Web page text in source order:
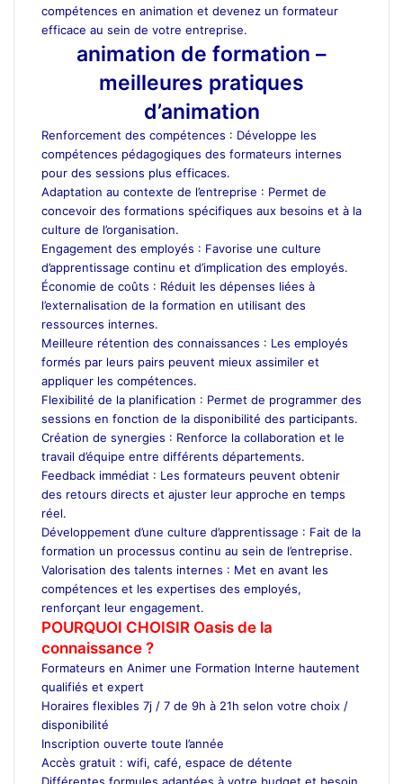
compétences en animation et devenez un formateur
efficace au sein de votre entreprise.
animation de formation –
meilleures pratiques
d’animation
Renforcement des compétences : Développe les
compétences pédagogiques des formateurs internes
pour des sessions plus efficaces.
Adaptation au contexte de l’entreprise : Permet de
concevoir des formations spécifiques aux besoins et à la
culture de l’organisation.
Engagement des employés : Favorise une culture
d’apprentissage continu et d’implication des employés.
Économie de coûts : Réduit les dépenses liées à
l’externalisation de la formation en utilisant des
ressources internes.
Meilleure rétention des connaissances : Les employés
formés par leurs pairs peuvent mieux assimiler et
appliquer les compétences.
Flexibilité de la planification : Permet de programmer des
sessions en fonction de la disponibilité des participants.
Création de synergies : Renforce la collaboration et le
travail d’équipe entre différents départements.
Feedback immédiat : Les formateurs peuvent obtenir
des retours directs et ajuster leur approche en temps
réel.
Développement d’une culture d’apprentissage : Fait de la
formation un processus continu au sein de l’entreprise.
Valorisation des talents internes : Met en avant les
compétences et les expertises des employés,
renforçant leur engagement.
POURQUOI CHOISIR Oasis de la
connaissance ?
Formateurs en Animer une Formation Interne hautement
qualifiés et expert
Horaires flexibles 7j / 7 de 9h à 21h selon votre choix /
disponibilité
Inscription ouverte toute l’année
Accès gratuit : wifi, café, espace de détente
Différentes formules adaptées à votre budget et besoin